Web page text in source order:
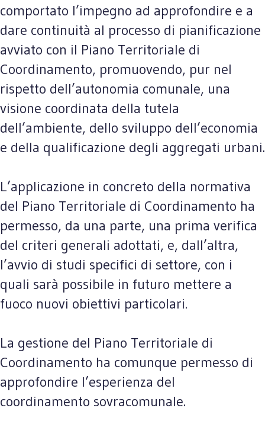
comportato l’impegno ad approfondire e a
dare continuità al processo di pianificazione
avviato con il Piano Territoriale di
Coordinamento, promuovendo, pur nel
rispetto dell’autonomia comunale, una
visione coordinata della tutela
dell’ambiente, dello sviluppo dell’economia
e della qualificazione degli aggregati urbani.
L’applicazione in concreto della normativa
del Piano Territoriale di Coordinamento ha
permesso, da una parte, una prima verifica
del criteri generali adottati, e, dall’altra,
l’avvio di studi specifici di settore, con i
quali sarà possibile in futuro mettere a
fuoco nuovi obiettivi particolari.
La gestione del Piano Territoriale di
Coordinamento ha comunque permesso di
approfondire l’esperienza del
coordinamento sovracomunale.